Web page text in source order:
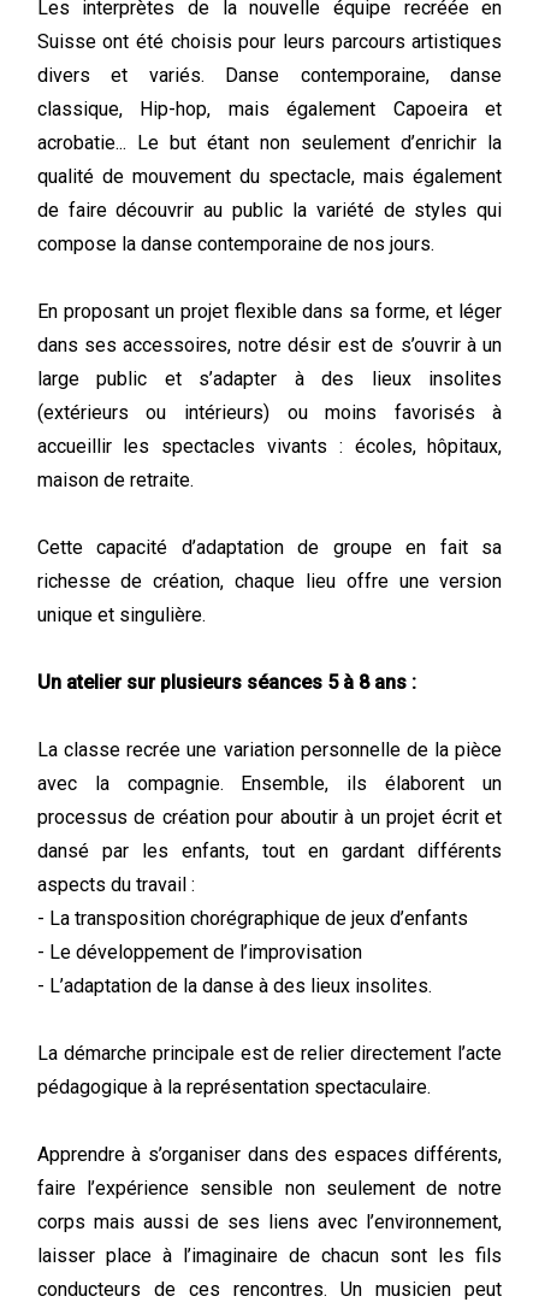
Les interprètes de la nouvelle équipe recréée en
Suisse ont été choisis pour leurs parcours artistiques
divers et variés. Danse contemporaine, danse
classique, Hip-hop, mais également Capoeira et
acrobatie... Le but étant non seulement d’enrichir la
qualité de mouvement du spectacle, mais également
de faire découvrir au public la variété de styles qui
compose la danse contemporaine de nos jours.
En proposant un projet flexible dans sa forme, et léger
dans ses accessoires, notre désir est de s’ouvrir à un
large public et s’adapter à des lieux insolites
(extérieurs ou intérieurs) ou moins favorisés à
accueillir les spectacles vivants : écoles, hôpitaux,
maison de retraite.
Cette capacité d’adaptation de groupe en fait sa
richesse de création, chaque lieu offre une version
unique et singulière.
Un atelier sur plusieurs séances 5 à 8 ans :
La classe recrée une variation personnelle de la pièce
avec la compagnie. Ensemble, ils élaborent un
processus de création pour aboutir à un projet écrit et
dansé par les enfants, tout en gardant différents
aspects du travail :
- La transposition chorégraphique de jeux d’enfants
- Le développement de l’improvisation
- L’adaptation de la danse à des lieux insolites.
La démarche principale est de relier directement l’acte
pédagogique à la représentation spectaculaire.
Apprendre à s’organiser dans des espaces différents,
faire l’expérience sensible non seulement de notre
corps mais aussi de ses liens avec l’environnement,
laisser place à l’imaginaire de chacun sont les fils
conducteurs de ces rencontres. Un musicien peut